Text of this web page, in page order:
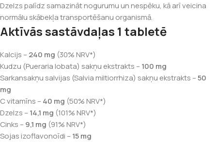
Dzelzs palīdz samazināt nogurumu un nespēku, kā arī veicina
normālu skābekļa transportēšanu organismā.
Aktīvās sastāvdaļas 1 tabletē
Kalcijs –240 mg (30% NRV*)
Kudzu (Pueraria lobata) sakņu ekstrakts –100 mg
Sarkansakņu salvijas (Salvia miltiorrhiza) sakņu ekstrakts –50
mg
C vitamīns –40 mg (50% NRV*)
Dzelzs –14,1 mg (101% NRV*)
Cinks –9,1 mg (91% NRV*)
Sojas izoflavonoīdi –15 mg